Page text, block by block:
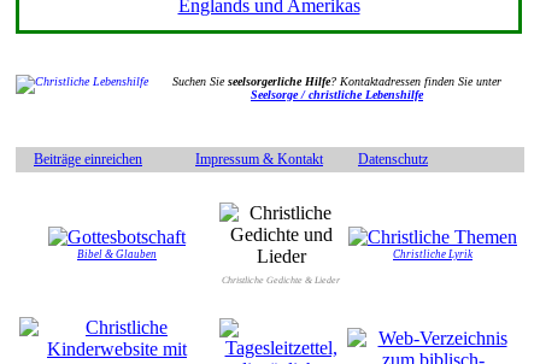
Englands und Amerikas
Suchen Sieseelsorgerliche Hilfe? Kontaktadressen finden Sie unter
Seelsorge / christliche Lebenshilfe
Beiträge einreichen Impressum & Kontakt Datenschutz
Bibel & Glauben
Christliche Gedichte & Lieder
Christliche Lyrik